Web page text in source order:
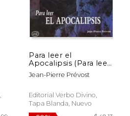
Para leer el
Apocalipsis (Para leer,
vivir, comprender)
Jean-Pierre Prévost
Editorial Verbo Divino,
Tapa Blanda, Nuevo